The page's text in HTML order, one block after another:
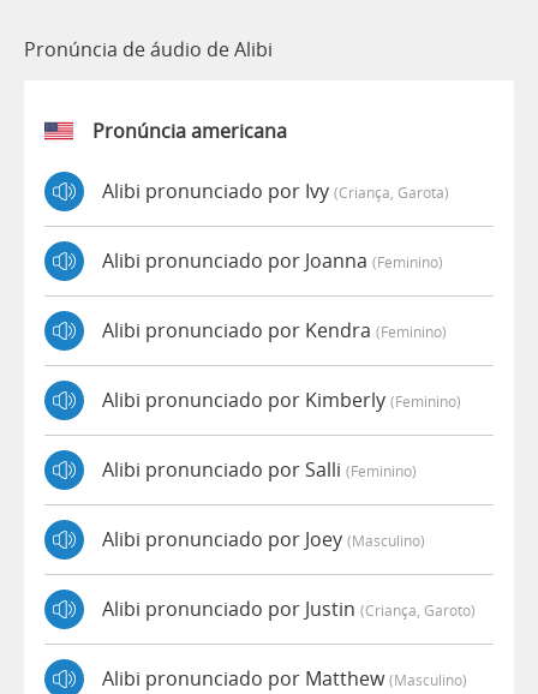
Pronúncia de áudio de Alibi
Pronúncia americana
Alibi pronunciado por Ivy (criança, Garota)
Alibi pronunciado por Joanna (feminino)
Alibi pronunciado por Kendra (feminino)
Alibi pronunciado por Kimberly (feminino)
Alibi pronunciado por Salli (feminino)
Alibi pronunciado por Joey (masculino)
Alibi pronunciado por Justin (criança, Garoto)
Alibi pronunciado por Matthew(masculino)